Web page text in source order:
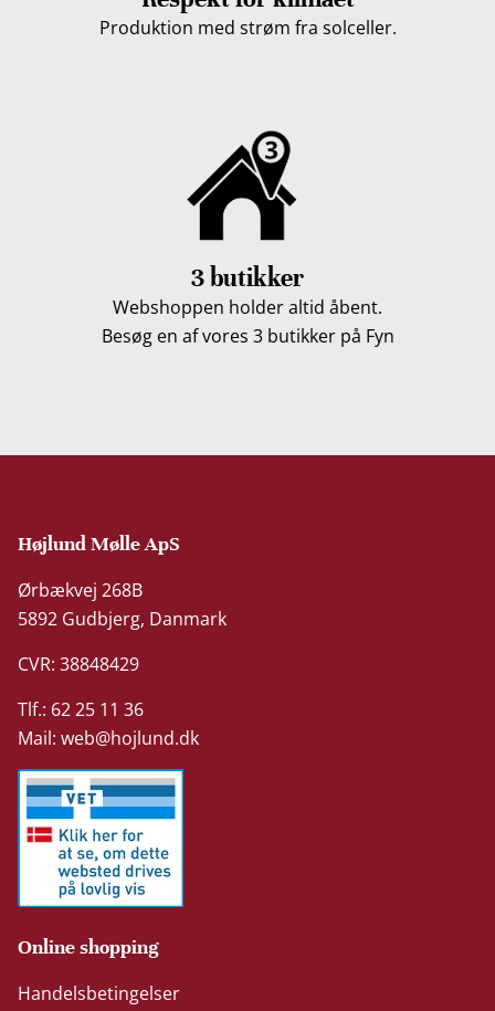
Produktion med strøm fra solceller.
3 butikker
Webshoppen holder altid åbent.
Besøg en af vores 3 butikker på Fyn
Højlund Mølle ApS
Ørbækvej 268B
5892 Gudbjerg, Danmark
CVR: 38848429
Tlf.: 62 25 11 36
Mail:web@hojlund.dk
Online shopping
Handelsbetingelser